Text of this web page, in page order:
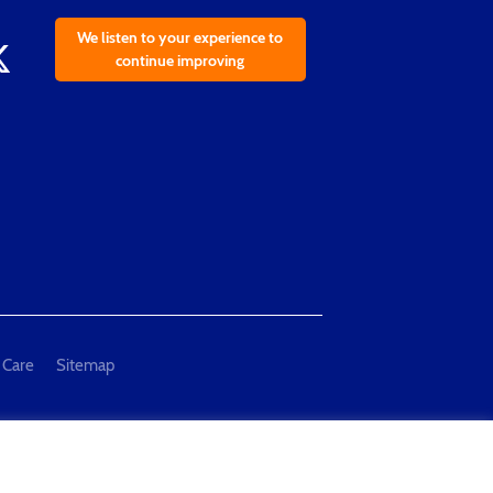
We listen to your experience to
continue improving
Sitemap